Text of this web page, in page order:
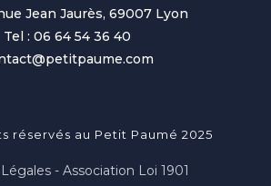
Jean Jaurès, 69007 Lyon
Tel : 06 64 54 36 40
réservés au Petit Paumé 2025
- Association Loi 1901